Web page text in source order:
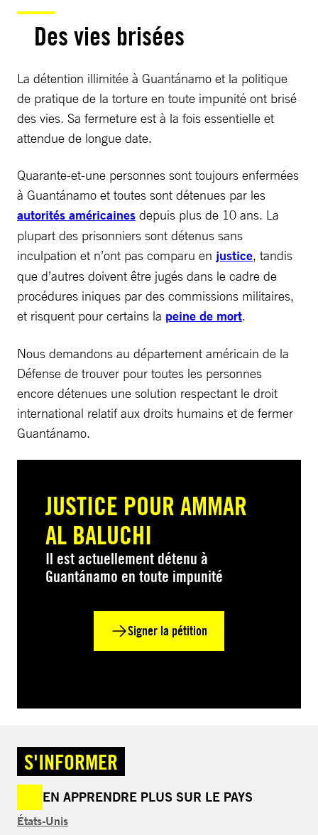
Des vies brisées
La détention illimitée à Guantánamo et la politique
de pratique de la torture en toute impunité ont brisé
des vies. Sa fermeture est à la fois essentielle et
attendue de longue date.
Quarante-et-une personnes sont toujours enfermées
à Guantánamo et toutes sont détenues par les
autorités américaines depuis plus de 10 ans. La
plupart des prisonniers sont détenus sans
inculpation et n’ont pas comparu en justice, tandis
que d’autres doivent être jugés dans le cadre de
procédures iniques par des commissions militaires,
et risquent pour certains la peine de mort.
Nous demandons au département américain de la
Défense de trouver pour toutes les personnes
encore détenues une solution respectant le droit
international relatif aux droits humains et de fermer
Guantánamo.
JUSTICE POUR AMMAR
AL BALUCHI
Il est actuellement détenu à
Guantánamo en toute impunité
Signer la pétition
S'INFORMER
EN APPRENDRE PLUS SUR LE PAYS
États-Unis